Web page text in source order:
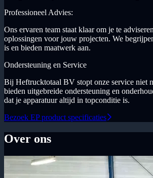
Professioneel Advies:
Ons ervaren team staat klaar om je te
oplossingen voor jouw projecten. We
is en bieden maatwerk aan.
Ondersteuning en Service
Bij Heftrucktotaal BV stopt onze service niet
bieden uitgebreide ondersteuning en
dat je apparatuur altijd in topconditie is.
Bezoek EP product specificaties
Over ons